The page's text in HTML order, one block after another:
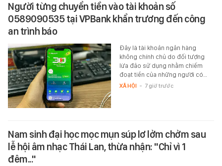
Người từng chuyển tiền vào tài khoản số
0589090535 tại VPBank khẩn trương đến công
an trình báo
Đây là tài khoản ngân hàng
không chính chủ do đối tượng
lừa đảo sử dụng nhằm chiếm
đoạt tiền của những người có…
XÃ HỘI - 7 giờ trước
Nam sinh đại học mọc mụn súp lơ lởm chởm sau
lễ hội âm nhạc Thái Lan, thừa nhận: "Chỉ vì 1
đêm..."